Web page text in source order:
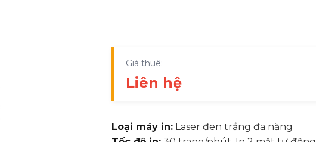
Giá thuê:
Liên hệ
Loại máy in:Laser đen trắng đa năng